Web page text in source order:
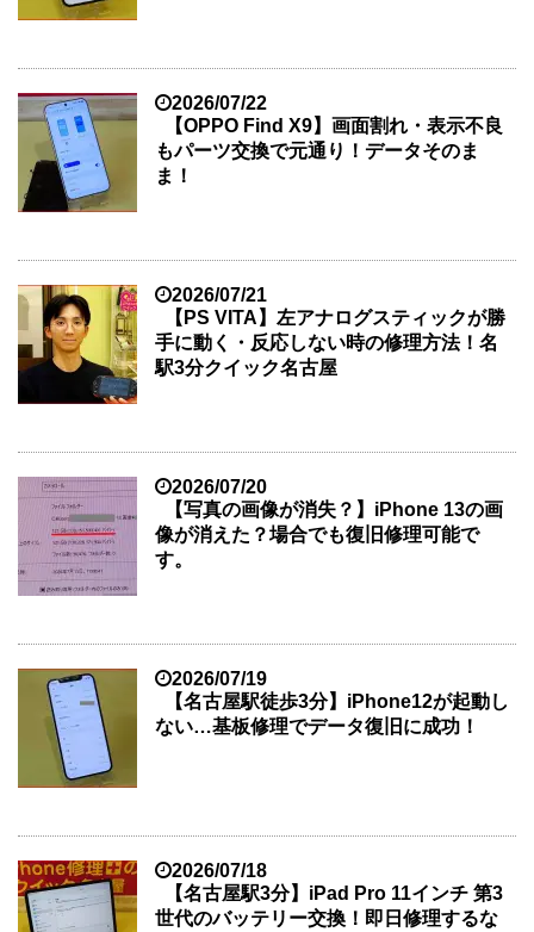
2026/07/22
【OPPO Find X9】画面割れ・表示不良
もパーツ交換で元通り！データそのま
ま！
2026/07/21
【PS VITA】左アナログスティックが勝
手に動く・反応しない時の修理方法！名
駅3分クイック名古屋
2026/07/20
【写真の画像が消失？】iPhone 13の画
像が消えた？場合でも復旧修理可能で
す。
2026/07/19
【名古屋駅徒歩3分】iPhone12が起動し
ない…基板修理でデータ復旧に成功！
2026/07/18
【名古屋駅3分】iPad Pro 11インチ 第3
世代のバッテリー交換！即日修理するな